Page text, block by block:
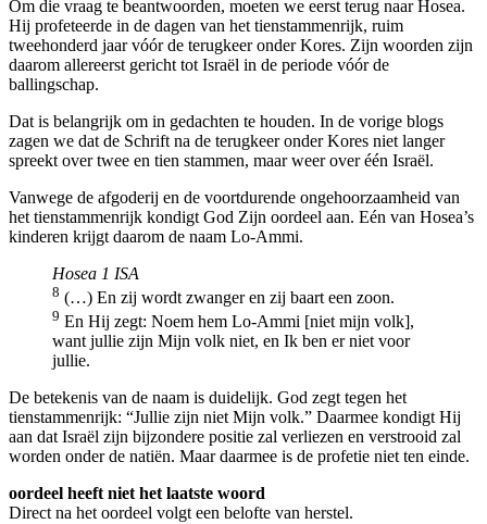
Om die vraag te beantwoorden, moeten we eerst terug naar Hosea.
Hij profeteerde in de dagen van het tienstammenrijk, ruim
tweehonderd jaar vóór de terugkeer onder Kores. Zijn woorden zijn
daarom allereerst gericht tot Israël in de periode vóór de
ballingschap.
Dat is belangrijk om in gedachten te houden. In de vorige blogs
zagen we dat de Schrift na de terugkeer onder Kores niet langer
spreekt over twee en tien stammen, maar weer over één Israël.
Vanwege de afgoderij en de voortdurende ongehoorzaamheid van
het tienstammenrijk kondigt God Zijn oordeel aan. Eén van Hosea’s
kinderen krijgt daarom de naam Lo-Ammi.
Hosea 1 ISA
8 (…) En zij wordt zwanger en zij baart een zoon.
9 En Hij zegt: Noem hem Lo-Ammi [niet mijn volk],
want jullie zijn Mijn volk niet, en Ik ben er niet voor
jullie.
De betekenis van de naam is duidelijk. God zegt tegen het
tienstammenrijk: “Jullie zijn niet Mijn volk.” Daarmee kondigt Hij
aan dat Israël zijn bijzondere positie zal verliezen en verstrooid zal
worden onder de natiën. Maar daarmee is de profetie niet ten einde.
oordeel heeft niet het laatste woord
Direct na het oordeel volgt een belofte van herstel.